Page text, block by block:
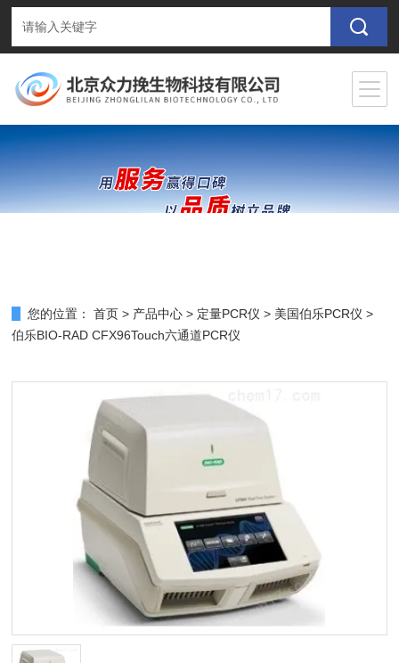
您的位置： 首页 > 产品中心 > 定量PCR仪 > 美国伯乐PCR仪 >
伯乐BIO-RAD CFX96Touch六通道PCR仪